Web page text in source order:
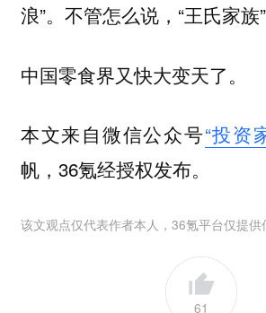
浪”。不管怎么说，“王氏家族
中国零食界又快大变天了。‌
本文来自微信公众号“投资
帆，36氪经授权发布。
该文观点仅代表作者本人，36氪平台仅提供
61